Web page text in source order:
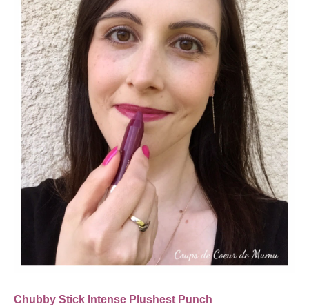
Chubby Stick Intense Plushest Punch